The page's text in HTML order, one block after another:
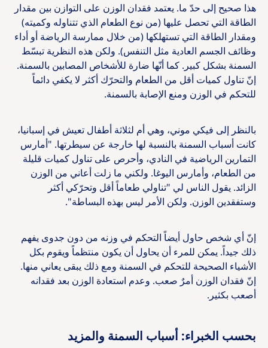
هذا صحيح إلى حدّ ما. يعتمد فقدان الوزن على التوازن بين مقدار
الطاقة التي تحصل عليها (من نوع الطعام الذي تتناوله وكميته)
ومقدار الطاقة التي تستهلكها (من خلال ممارسة الرياضة أو أداء
وظائف الجسم العادية مثل التنفس). ولكن هذه النظرية تبسّط
السمنة بشكل كبير. كما أنّها ضارة للأشخاص المصابين بالسمنة.
إنّ تناول كميات أقل من الطعام والتحرّك أكثر لا يكفي دائماً
للتحكم في الوزن ومنع الإصابة بالسمنة.
بالنظر إلى فيكي موني، وهي أم لثلاثة أطفال تعيش في إسبانيا،
كانت أسباب السمنة بالنسبة لها خارجة عن سيطرتها. "أمارس
التمارين الرياضية في النادي، وأحرص على تناول كميات قليلة
من الطعام، وأمارس اليوغا. ولكني ما زلت أعاني من الوزن
الزائد. يقول الناس لي "تناولي طعاماً أقل وتحرّكي أكثر
وستفقدين الوزن. ولكن الأمر ليس بهذه البساطة".
إنّ أي شخص حاول أيضاً التحكم في وزنه من دون جدوى يفهم
ذلك جيداً. يمكن للمرء أن يحاول أن يكون منتظماً ويقوم بكل
الأشياء الصحيحة للتحكم في السمنة ومع ذلك يبقى يعاني منها.
إنّ فقدان الوزن أمرٌ صعب. وعدم استعادة الوزن بعد فقدانه
أصعب بكثير.
بحسب الخبراء: أسباب السمنة والمزيد